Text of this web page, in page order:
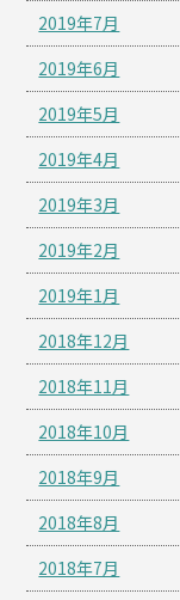
2019年7月
2019年6月
2019年5月
2019年4月
2019年3月
2019年2月
2019年1月
2018年12月
2018年11月
2018年10月
2018年9月
2018年8月
2018年7月